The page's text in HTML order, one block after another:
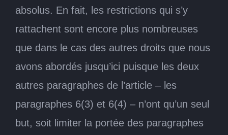
absolus. En fait, les restrictions qui s’y
rattachent sont encore plus nombreuses
que dans le cas des autres droits que nous
avons abordés jusqu’ici puisque les deux
autres paragraphes de l’article – les
paragraphes 6(3) et 6(4) – n’ont qu’un seul
but, soit limiter la portée des paragraphes